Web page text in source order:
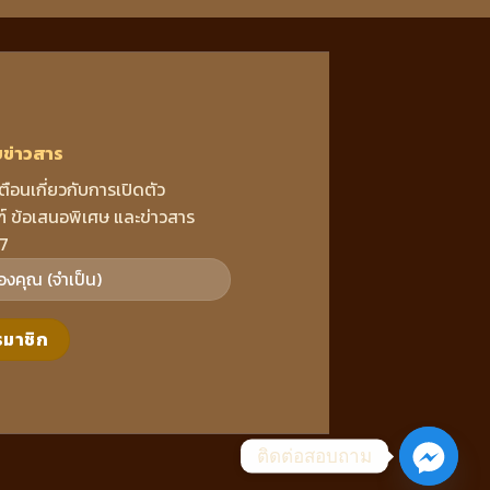
าวสาร
อนเกี่ยวกับการเปิดตัว
อเสนอพิเศษ และข่าวสาร
ติดต่อสอบถาม